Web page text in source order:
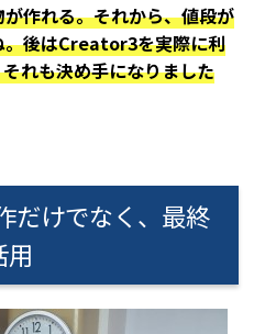
作れる。それから、値段が
。後はCreator3を実際に利
れも決め手になりました
だけでなく、最終
用